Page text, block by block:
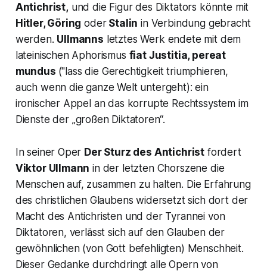
Antichrist,und die Figur des Diktators könnte mit
Hitler, Göring oderStalin in Verbindung gebracht
werden. Ullmanns letztes Werk endete mit dem
lateinischen Aphorismus fiat Justitia, pereat
mundus ("lass die Gerechtigkeit triumphieren,
auch wenn die ganze Welt untergeht): ein
ironischer Appel an das korrupte Rechtssystem im
Dienste der „großen Diktatoren“.
In seiner Oper Der Sturz des Antichrist fordert
Viktor Ullmann in der letzten Chorszene die
Menschen auf, zusammen zu halten. Die Erfahrung
des christlichen Glaubens widersetzt sich dort der
Macht des Antichristen und der Tyrannei von
Diktatoren, verlässt sich auf den Glauben der
gewöhnlichen (von Gott befehligten) Menschheit.
Dieser Gedanke durchdringt alle Opern von